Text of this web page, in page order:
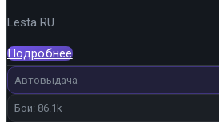
5
100 ₽.
Lesta RU
Подробнее
Автовыдача
Бои: 86.1k